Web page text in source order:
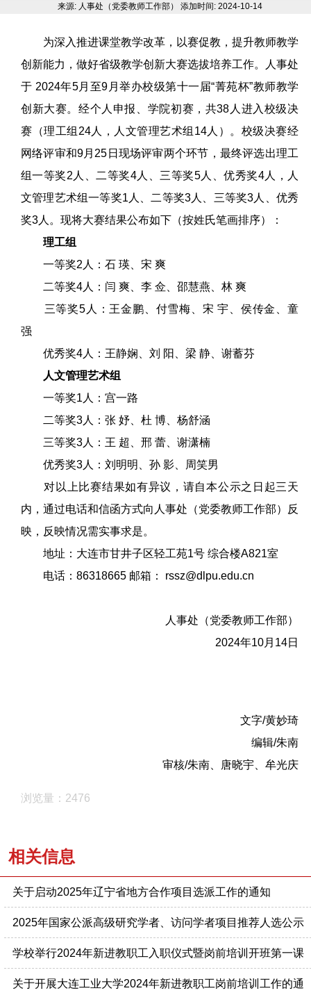
来源: 人事处（党委教师工作部） 添加时间: 2024-10-14
为深入推进课堂教学改革，以赛促教，提升教师教学
创新能力，做好省级教学创新大赛选拔培养工作。人事处
于 2024年5月至9月举办校级第十一届“菁苑杯”教师教学
创新大赛。经个人申报、学院初赛，共38人进入校级决
赛（理工组24人，人文管理艺术组14人）。校级决赛经
网络评审和9月25日现场评审两个环节，最终评选出理工
组一等奖2人、二等奖4人、三等奖5人、优秀奖4人，人
文管理艺术组一等奖1人、二等奖3人、三等奖3人、优秀
奖3人。现将大赛结果公布如下（按姓氏笔画排序）：
理工组
一等奖2人：石 瑛、宋 爽
二等奖4人：闫 爽、李 佥、邵慧燕、林 爽
三等奖5人：王金鹏、付雪梅、宋 宇、侯传金、童
强
优秀奖4人：王静娴、刘 阳、梁 静、谢蓄芬
人文管理艺术组
一等奖1人：宫一路
二等奖3人：张 妤、杜 博、杨舒涵
三等奖3人：王 超、邢 蕾、谢潇楠
优秀奖3人：刘明明、孙 影、周笑男
对以上比赛结果如有异议，请自本公示之日起三天
内，通过电话和信函方式向人事处（党委教师工作部）反
映，反映情况需实事求是。
地址：大连市甘井子区轻工苑1号 综合楼A821室
电话：86318665 邮箱：
rssz@dlpu.edu.cn
人事处（党委教师工作部）
2024年10月14日
文字/黄妙琦
编辑/朱南
审核/朱南、唐晓宇、牟光庆
浏览量：2476
相关信息
关于启动2025年辽宁省地方合作项目选派工作的通知
2025年国家公派高级研究学者、访问学者项目推荐人选公示
学校举行2024年新进教职工入职仪式暨岗前培训开班第一课
关于开展大连工业大学2024年新进教职工岗前培训工作的通